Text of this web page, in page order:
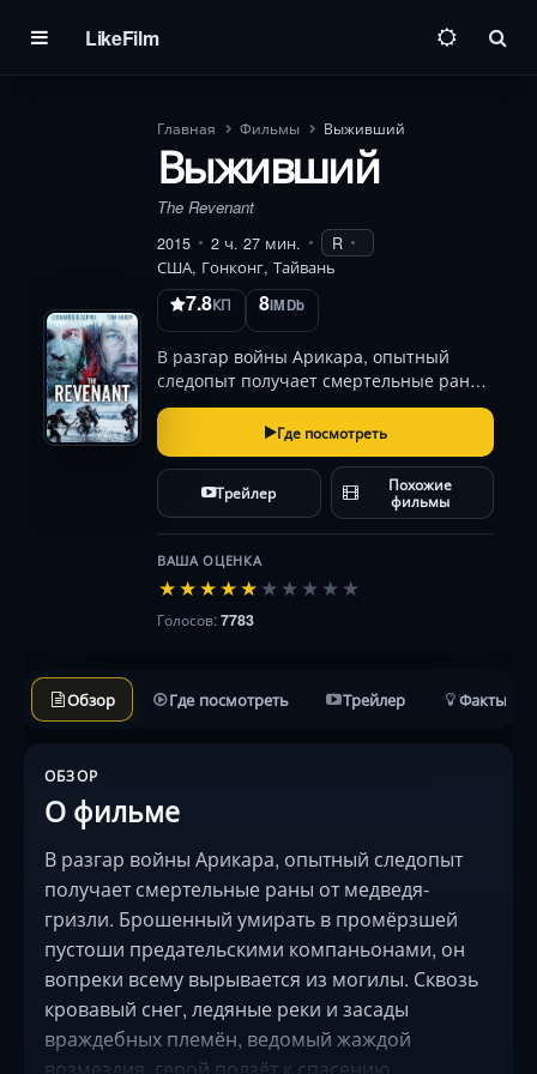
LikeFilm
Главная Фильмы Выживший
Выживший
The Revenant
2015
2 ч. 27 мин.
R
США, Гонконг, Тайвань
7.8КП 8IMDb
В разгар войны Арикара, опытный
следопыт получает смертельные раны
от медведя-гризли. Брошенный
умирать в промёрзшей пустоши
предательскими компаньонами, он
вопреки всему вырывается из могилы.
Сквозь кровавый снег, ледян…
Где посмотреть
Трейлер Похожие
фильмы
ВАША ОЦЕНКА
★★★★★ ★ ★ ★ ★ ★
Голосов:7783
Обзор Где посмотреть Трейлер Факты
ОБЗОР
О фильме
В разгар войны Арикара, опытный следопыт
получает смертельные раны от медведя-
гризли. Брошенный умирать в промёрзшей
пустоши предательскими компаньонами, он
вопреки всему вырывается из могилы. Сквозь
кровавый снег, ледяные реки и засады
враждебных племён, ведомый жаждой